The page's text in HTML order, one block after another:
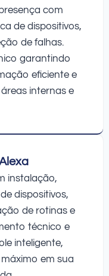
com
de dispositivos,
de falhas.
garantindo
eficiente e
internas e
instalação,
dispositivos,
de rotinas e
técnico e
inteligente,
em sua